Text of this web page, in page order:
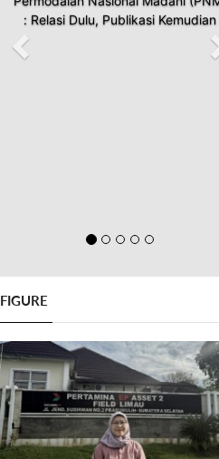
: Relasi Dulu, Publikasi Kemudian
FIGURE
Previous